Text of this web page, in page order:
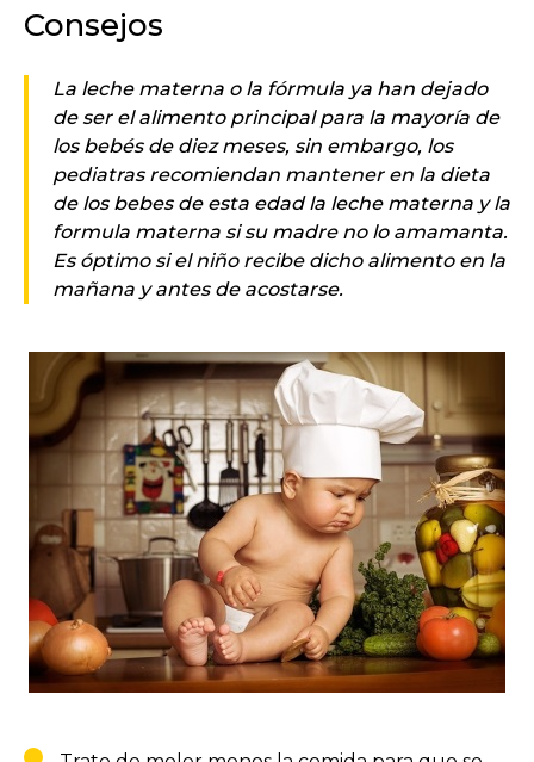
Consejos
La leche materna o la fórmula ya han dejado
de ser el alimento principal para la mayoría de
los bebés de diez meses, sin embargo, los
pediatras recomiendan mantener en la dieta
de los bebes de esta edad la leche materna y la
formula materna si su madre no lo amamanta.
Es óptimo si el niño recibe dicho alimento en la
mañana y antes de acostarse.